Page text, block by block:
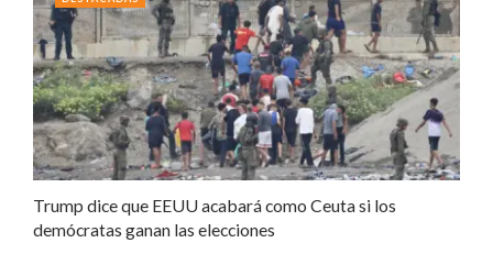
Trump dice que EEUU acabará como Ceuta si los
demócratas ganan las elecciones